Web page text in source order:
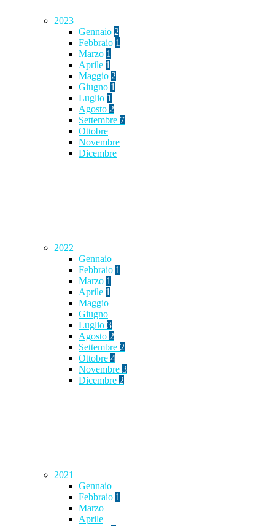
2023
Gennaio 2
Febbraio 1
Marzo 1
Aprile 1
Maggio 2
Giugno 1
Luglio 1
Agosto 2
Settembre 7
Ottobre
Novembre
Dicembre
2022
Gennaio
Febbraio 1
Marzo 1
Aprile 1
Maggio
Giugno
Luglio 3
Agosto 2
Settembre 2
Ottobre 4
Novembre 3
Dicembre 2
2021
Gennaio
Febbraio 1
Marzo
Aprile